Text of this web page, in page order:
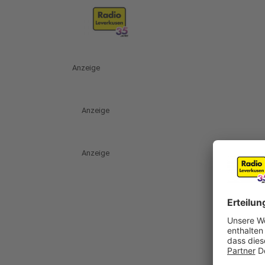
Anzeige
Anzeige
Anzeige